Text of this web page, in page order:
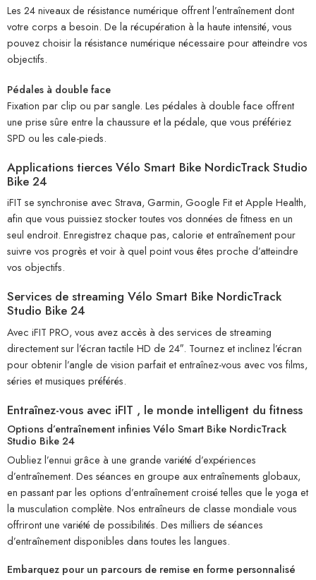
Les 24 niveaux de résistance numérique offrent l’entraînement dont
votre corps a besoin. De la récupération à la haute intensité, vous
pouvez choisir la résistance numérique nécessaire pour atteindre vos
objectifs.
Pédales à double face
Fixation par clip ou par sangle. Les pédales à double face offrent
une prise sûre entre la chaussure et la pédale, que vous préfériez
SPD ou les cale-pieds.
Applications tierces Vélo Smart Bike NordicTrack Studio
Bike 24
iFIT se synchronise avec Strava, Garmin, Google Fit et Apple Health,
afin que vous puissiez stocker toutes vos données de fitness en un
seul endroit. Enregistrez chaque pas, calorie et entraînement pour
suivre vos progrès et voir à quel point vous êtes proche d’atteindre
vos objectifs.
Services de streaming Vélo Smart Bike NordicTrack
Studio Bike 24
Avec iFIT PRO, vous avez accès à des services de streaming
directement sur l’écran tactile HD de 24″. Tournez et inclinez l’écran
pour obtenir l’angle de vision parfait et entraînez-vous avec vos films,
séries et musiques préférés.
Entraînez-vous avec iFIT , le monde intelligent du fitness
Options d’entraînement infinies Vélo Smart Bike NordicTrack
Studio Bike 24
Oubliez l’ennui grâce à une grande variété d’expériences
d’entraînement. Des séances en groupe aux entraînements globaux,
en passant par les options d’entraînement croisé telles que le yoga et
la musculation complète. Nos entraîneurs de classe mondiale vous
offriront une variété de possibilités. Des milliers de séances
d’entraînement disponibles dans toutes les langues.
Embarquez pour un parcours de remise en forme personnalisé